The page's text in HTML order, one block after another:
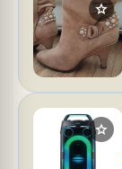
star
star